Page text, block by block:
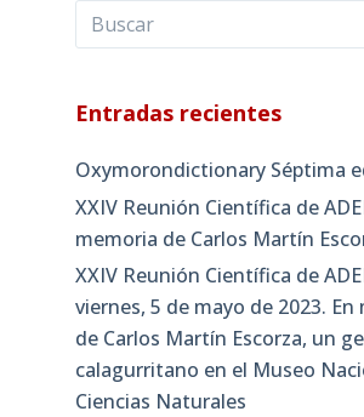
Entradas recientes
Oxymorondictionary Séptima
XXIV Reunión Científica de
memoria de Carlos Martín
XXIV Reunión Científica de
viernes, 5 de mayo de 2023. En
de Carlos Martín Escorza, un
calagurritano en el Museo
Ciencias Naturales